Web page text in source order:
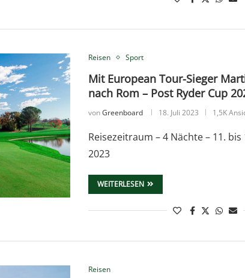
Reisen Sport
Mit European Tour-Sieger
nach Rom – Post Ryder Cup
vonGreenboard 18. Juli 2023 1,5K
Reisezeitraum – 4 Nächte – 11.
2023
WEITERLESEN
Reisen